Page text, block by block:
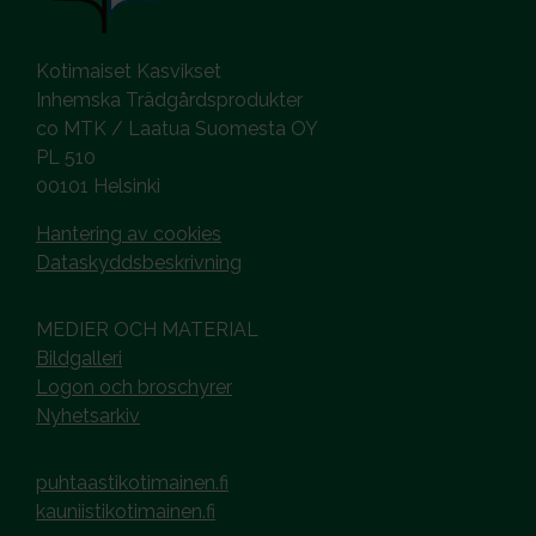
Kotimaiset Kasvikset
Inhemska Trädgårdsprodukter
co MTK / Laatua Suomesta OY
PL 510
00101 Helsinki
Hantering av cookies
Dataskyddsbeskrivning
MEDIER OCH MATERIAL
Bildgalleri
Logon och broschyrer
Nyhetsarkiv
puhtaastikotimainen.fi
kauniistikotimainen.fi